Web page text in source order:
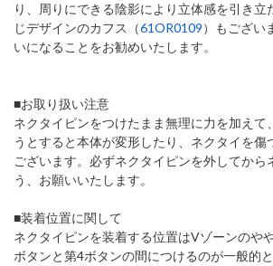
り、周りにできる陰影により立体感を引き立
じデザインのカフス（61OR0109）もござい
いになることをお勧めいたします。
■お取り扱い注意
ネクタイピンをつけたまま無理に力を加えて
うとすると本体が変形したり、ネクタイを傷
ございます。必ずネクタイピンを外してから
う、お願いいたします。
■装着位置に関して
ネクタイピンを装着する位置はVゾーンのや
ボタンと第4ボタンの間につけるのが一般的